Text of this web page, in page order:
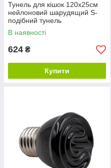
Тунель для кішок 120х25см
нейлоновий шарудящий S-
подібний тунель
В наявності
624 ₴
Купити